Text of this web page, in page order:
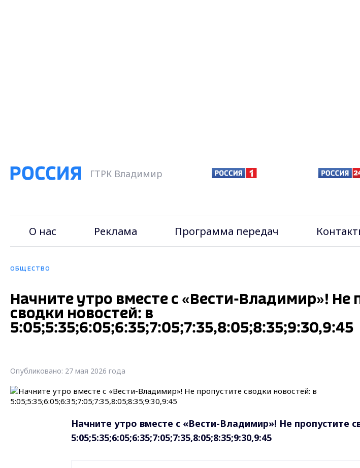
ГТРК Владимир
О нас Реклама Программа передач
ОБЩЕСТВО
Начните утро вместе с «Вести-Владимир»! Не
сводки новостей: в
5:05;5:35;6:05;6:35;7:05;7:35,8:05;8:35;9:30,9:45
Опубликовано: 27 мая 2026 года
Начните утро вместе с «Вести-Владимир»! Не пропустите
5:05;5:35;6:05;6:35;7:05;7:35,8:05;8:35;9:30,9:45